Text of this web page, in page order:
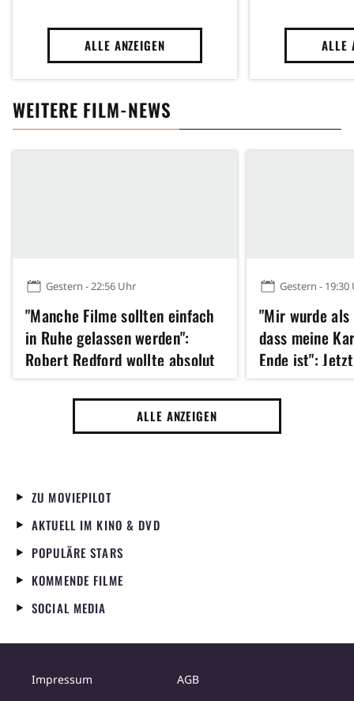
ALLE ANZEIGEN ALLE
WEITERE FILM-NEWS
Gestern - 22:56 Uhr
"Manche Filme sollten einfach
in Ruhe gelassen werden":
Robert Redford wollte absolut
kein Remake dieses Klassikers
der 70er Jahre
Gestern - 19:30
"Mir wurde
dass meine
Ende ist":
Hathaway 43
Jahres gedreht
ALLE ANZEIGEN
ZU MOVIEPILOT
AKTUELL IM KINO & DVD
POPULÄRE STARS
KOMMENDE FILME
SOCIAL MEDIA
Impressum AGB